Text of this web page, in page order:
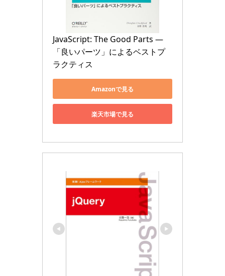
JavaScript: The Good Parts ―
「良いパーツ」によるベストプ
ラクティス
Amazonで見る
楽天市場で見る